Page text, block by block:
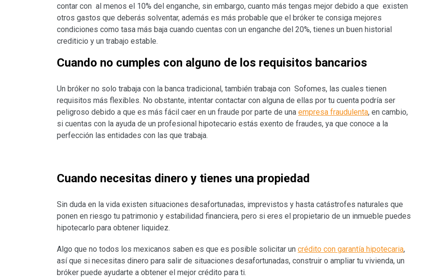
contar con al menos el 10% del enganche, sin embargo, cuanto más tengas mejor debido a que existen
otros gastos que deberás solventar, además es más probable que el bróker te consiga mejores
condiciones como tasa más baja cuando cuentas con un enganche del 20%, tienes un buen historial
crediticio y un trabajo estable.
Cuando no cumples con alguno de los requisitos bancarios
Un bróker no solo trabaja con la banca tradicional, también trabaja con Sofomes, las cuales tienen
requisitos más flexibles. No obstante, intentar contactar con alguna de ellas por tu cuenta podría ser
peligroso debido a que es más fácil caer en un fraude por parte de una empresa fraudulenta, en cambio,
si cuentas con la ayuda de un profesional hipotecario estás exento de fraudes, ya que conoce a la
perfección las entidades con las que trabaja.
Cuando necesitas dinero y tienes una propiedad
Sin duda en la vida existen situaciones desafortunadas, imprevistos y hasta catástrofes naturales que
ponen en riesgo tu patrimonio y estabilidad financiera, pero si eres el propietario de un inmueble puedes
hipotecarlo para obtener liquidez.
Algo que no todos los mexicanos saben es que es posible solicitar un crédito con garantía hipotecaria,
así que si necesitas dinero para salir de situaciones desafortunadas, construir o ampliar tu vivienda, un
bróker puede ayudarte a obtener el mejor crédito para ti.